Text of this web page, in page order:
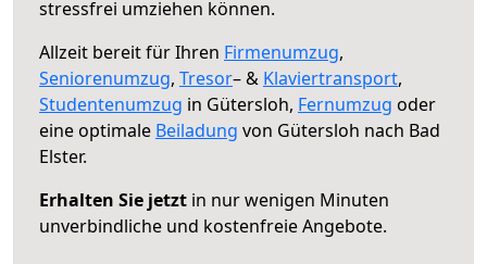
stressfrei umziehen können.
Allzeit bereit für Ihren Firmenumzug,
Seniorenumzug, Tresor– & Klaviertransport,
Studentenumzug in Gütersloh, Fernumzug oder
eine optimale Beiladung von Gütersloh nach Bad
Elster.
Erhalten Sie jetzt in nur wenigen Minuten
unverbindliche und kostenfreie Angebote.